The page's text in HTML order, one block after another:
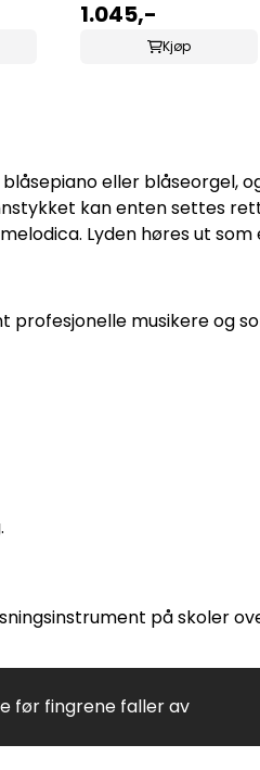
Blå
1.045,-
Kjøp
eller blåseorgel,
kan enten settes
Lyden høres ut
profesjonelle musikere og
på skoler
før fingrene faller av